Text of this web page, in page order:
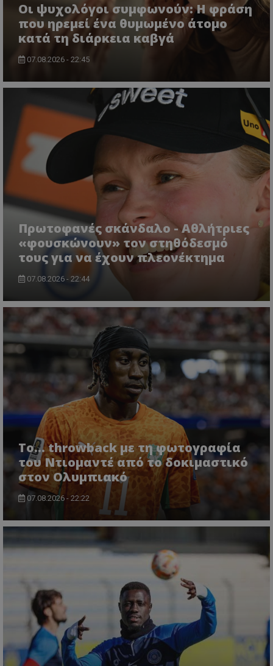
Οι ψυχολόγοι συμφωνούν: Η φράση
που ηρεμεί ένα θυμωμένο άτομο
κατά τη διάρκεια καβγά
07.08.2026 - 22:45
Πρωτοφανές σκάνδαλο - Aθλήτριες
«φουσκώνουν» τον στηθόδεσμό
τους για να έχουν πλεονέκτημα
07.08.2026 - 22:44
Το... throwback με τη φωτογραφία
του Ντιομαντέ από το δοκιμαστικό
στον Ολυμπιακό
07.08.2026 - 22:22